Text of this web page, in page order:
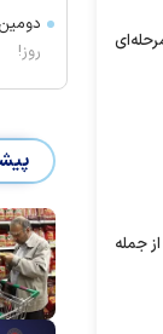
جمله
روز!